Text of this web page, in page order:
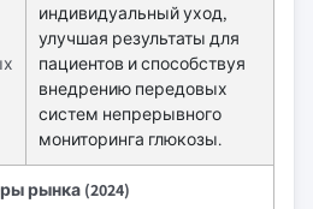
индивидуальный уход,
улучшая результаты для
пациентов и способствуя
внедрению передовых
систем непрерывного
мониторинга глюкозы.
рынка (2024)